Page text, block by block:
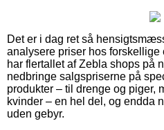
Det er i dag ret så
analysere priser hos forskellige
har flertallet af Zebla shops på
nedbringe salgspriserne på
produkter – til drenge og piger,
kvinder – en hel del, og endda
uden gebyr.